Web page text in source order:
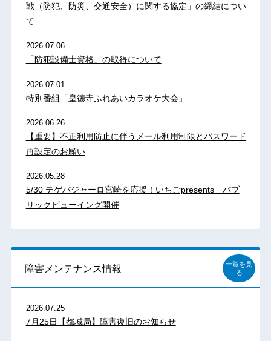
戦（防犯、防災、交通安全）に関する協定」の締結につい
て
2026.07.06
「防犯設備士資格」の取得について
2026.07.01
特別番組「皇徳寺ふれあいカラオケ大会」
2026.06.26
【重要】不正利用防止に伴うメール利用制限とパスワード
再設定のお願い
2026.05.28
5/30 テゲバジャーロ宮崎を応援！いちごpresents パブ
リックビューイング開催
障害メンテナンス情報
一覧を見
る
2026.07.25
7月25日【都城局】障害復旧のお知らせ